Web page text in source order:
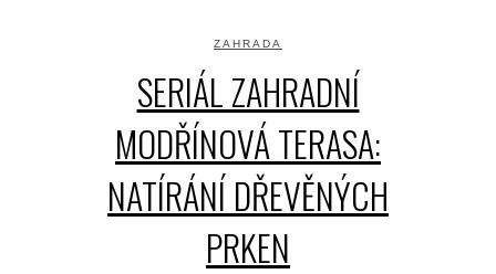
ZAHRADA
SERIÁL ZAHRADNÍ
MODŘÍNOVÁ TERASA:
NATÍRÁNÍ DŘEVĚNÝCH
PRKEN